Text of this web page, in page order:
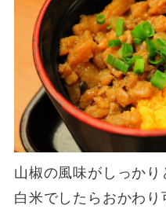
山椒の風味がしっかり
白米でしたらおかわり